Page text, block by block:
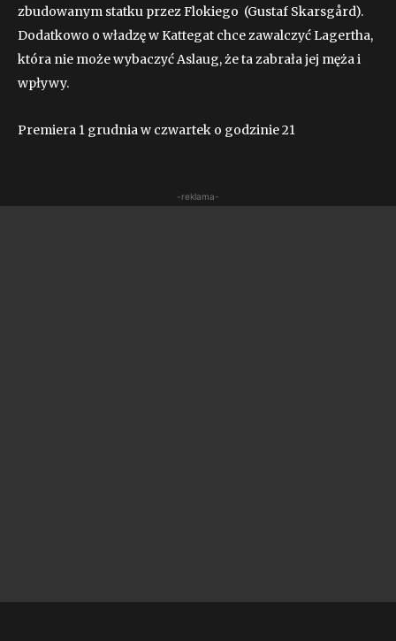
zbudowanym statku przez Flokiego (Gustaf Skarsgård).
Dodatkowo o władzę w Kattegat chce zawalczyć Lagertha,
która nie może wybaczyć Aslaug, że ta zabrała jej męża i
wpływy.
Premiera 1 grudnia w czwartek o godzinie 21
-reklama-